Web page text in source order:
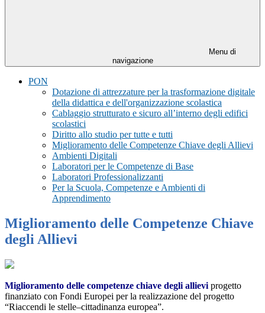
Menu di
navigazione
PON
Dotazione di attrezzature per la trasformazione digitale
della didattica e dell'organizzazione scolastica
Cablaggio strutturato e sicuro all’interno degli edifici
scolastici
Diritto allo studio per tutte e tutti
Miglioramento delle Competenze Chiave degli Allievi
Ambienti Digitali
Laboratori per le Competenze di Base
Laboratori Professionalizzanti
Per la Scuola, Competenze e Ambienti di
Apprendimento
Miglioramento delle Competenze Chiave
degli Allievi
Miglioramento delle competenze chiave degli allievi progetto
finanziato con Fondi Europei per la realizzazione del progetto
“Riaccendi le stelle–cittadinanza europea”.